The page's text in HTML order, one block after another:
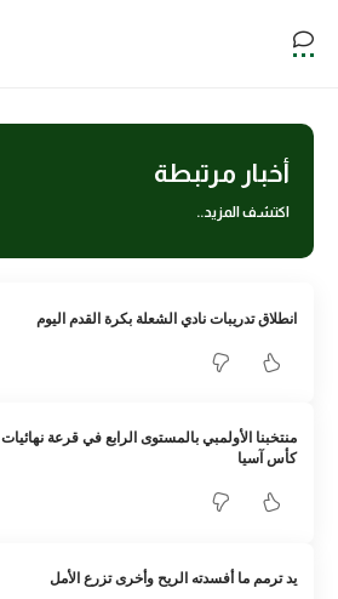
أخبار مرتبطة
اكتشف المزيد..
انطلاق تدريبات نادي الشعلة بكرة القدم اليوم
منتخبنا الأولمبي بالمستوى الرابع في قرعة نهائيات
كأس آسيا
يد ترمم ما أفسدته الريح وأخرى تزرع الأمل